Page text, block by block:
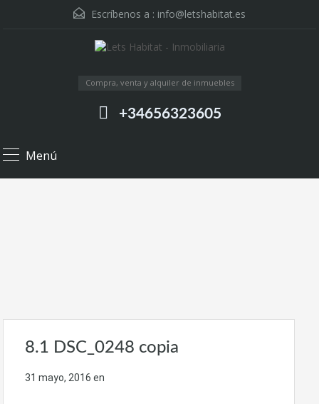
Escríbenos a : info@letshabitat.es
Compra, venta y alquiler de inmuebles
+34656323605
Menú
8.1 DSC_0248 copia
31 mayo, 2016 en